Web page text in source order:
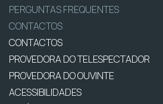
PERGUNTAS FREQUENTES
CONTACTOS
CONTACTOS
PROVEDORA DO TELESPECTADOR
PROVEDORA DO OUVINTE
ACESSIBILIDADES